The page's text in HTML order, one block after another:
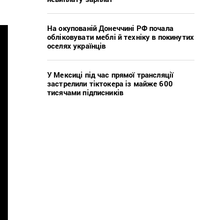
На окупованій Донеччині РФ почала
обліковувати меблі й техніку в покинутих
оселях українців
У Мексиці під час прямої трансляції
застрелили тіктокера із майже 600
тисячами підписників